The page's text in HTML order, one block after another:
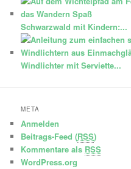
Schwarzwald mit Kindern:...
Windlichter mit Serviette...
META
Anmelden
Beitrags-Feed (RSS)
Kommentare als RSS
WordPress.org